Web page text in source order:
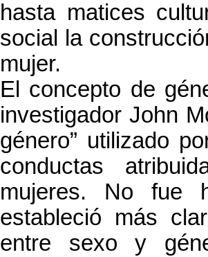
hasta matices
social la
mujer.
El concepto de
investigador John
género” utilizado
conductas
mujeres. No fue
estableció más
entre sexo y